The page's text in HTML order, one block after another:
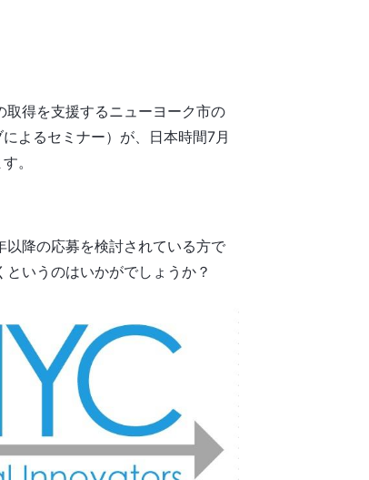
取得を支援するニューヨーク市の
よるセミナー）が、日本時間7月
。
降の応募を検討されている方で
いうのはいかがでしょうか？